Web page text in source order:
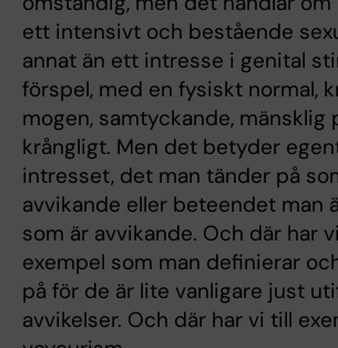
ett intensivt och bestående
annat än ett intresse i genital
förspel, med en fysiskt normal,
mogen, samtyckande, mänsklig
krångligt. Men det betyder
intresset, det man tänder på
avvikande eller beteendet man
som är avvikande. Och där har
exempel som man definierar
på för de är lite vanligare just
avvikelser. Och där har vi till